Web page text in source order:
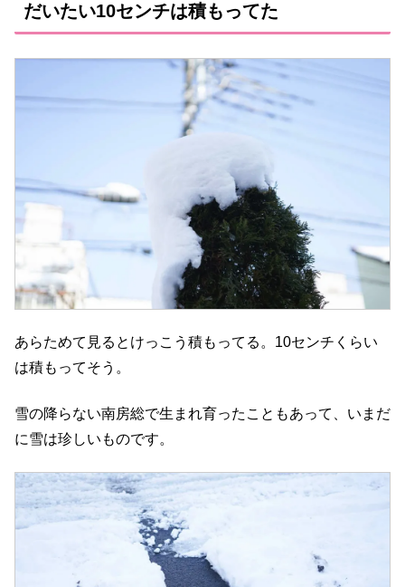
だいたい10センチは積もってた
あらためて見るとけっこう積もってる。10センチくらい
は積もってそう。
雪の降らない南房総で生まれ育ったこともあって、いまだ
に雪は珍しいものです。